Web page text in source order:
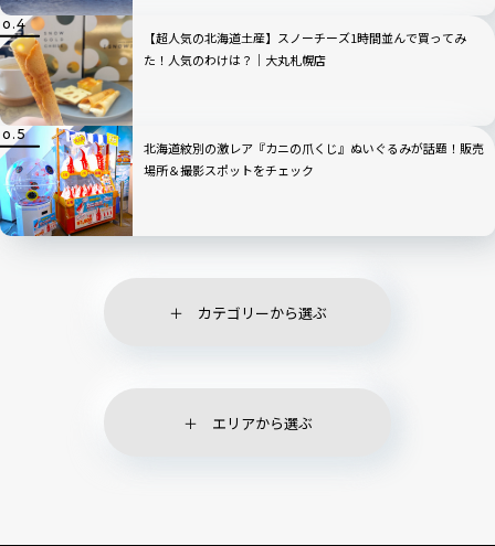
【超人気の北海道土産】スノーチーズ1時間並んで買ってみ
た！人気のわけは？｜大丸札幌店
北海道紋別の激レア『カニの爪くじ』ぬいぐるみが話題！販売
場所＆撮影スポットをチェック
カテゴリーから選ぶ
エリアから選ぶ